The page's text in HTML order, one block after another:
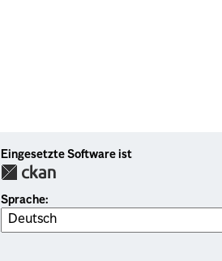
Eingesetzte Software ist
Sprache